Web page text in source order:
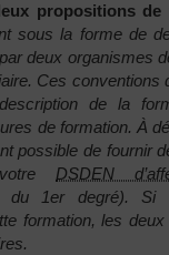
propositions de
sous la forme de
deux organismes
Ces conventions
de la
de formation. À
possible de fournir
DSDEN
du 1er degré). Si
formation, les